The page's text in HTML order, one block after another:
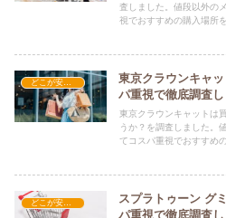
査しました。値段以外の
視でおすすめの購入場所
どこが安い？-お菓子・スイーツ・アイス
東京クラウンキャ
パ重視で徹底調査
東京クラウンキャットは
うか？を調査しました。
てコスパ重視でおすすめ
どこが安い？-お菓子・スイーツ・アイス
スプラトゥーン グ
パ重視で徹底調査